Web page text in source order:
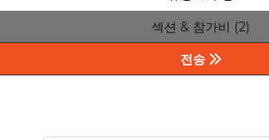
섹션 & 참가비 (2)
전송